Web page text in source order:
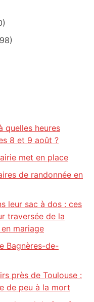
quelles heures
8 et 9 août ?
met en place
de randonnée en
leur sac à dos : ces
traversée de la
mariage
Bagnères-de-
près de Toulouse :
de peu à la mort